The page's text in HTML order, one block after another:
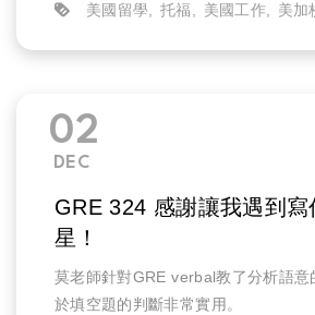
國再進修！
美國留學 托福 美國工作 美加
02
DEC
GRE 324 感謝讓我遇到寫
星！
莫老師針對GRE verbal教了分析語意
於填空題的判斷非常實用。